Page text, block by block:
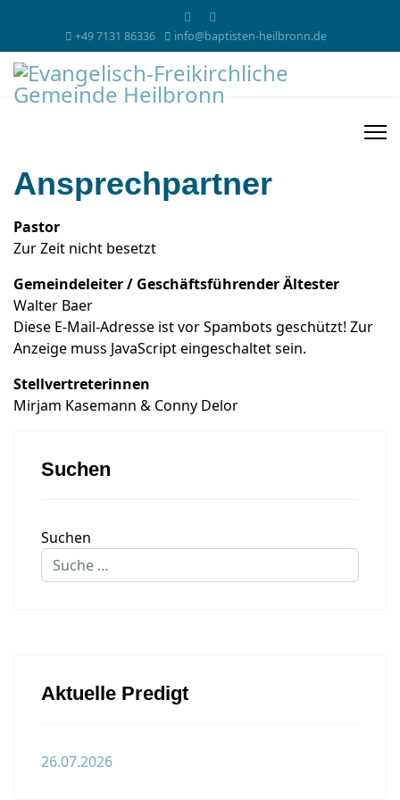
+49 7131 86336 info@baptisten-heilbronn.de
Ansprechpartner
Pastor
Zur Zeit nicht besetzt
Gemeindeleiter / Geschäftsführender Ältester
Walter Baer
Diese E-Mail-Adresse ist vor Spambots geschützt! Zur
Anzeige muss JavaScript eingeschaltet sein.
Stellvertreterinnen
Mirjam Kasemann & Conny Delor
Suchen
Suchen
Aktuelle Predigt
26.07.2026